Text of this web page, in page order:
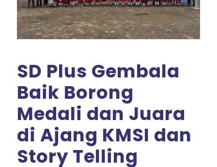
SD Plus Gembala
Baik Borong
Medali dan Juara
di Ajang KMSI dan
Story Telling